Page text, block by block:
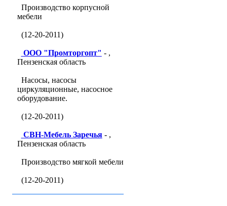
Производство корпусной
мебели
(12-20-2011)
ООО "Промторгопт" - ,
Пензенская область
Насосы, насосы
циркуляционные, насосное
оборудование.
(12-20-2011)
СВН-Мебель Заречья- ,
Пензенская область
Производство мягкой мебели
(12-20-2011)